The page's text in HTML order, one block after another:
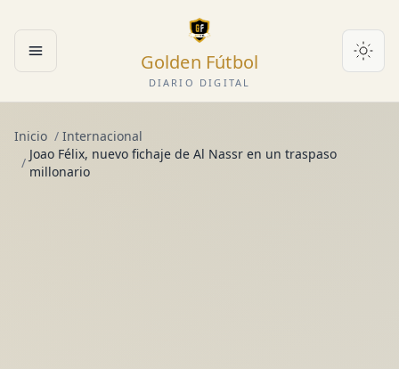
Abrir menú Golden Fútbol
DIARIO DIGITAL
Inicio / Internacional
/
Joao Félix, nuevo fichaje de Al Nassr en un traspaso
millonario